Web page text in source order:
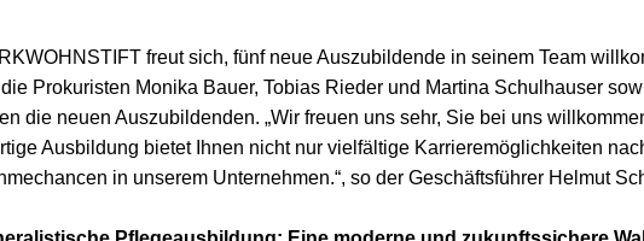
freut sich, fünf neue Auszubildende in seinem Team
Prokuristen Monika Bauer, Tobias Rieder und Martina Schulhauser
die neuen Auszubildenden. „Wir freuen uns sehr, Sie bei uns
Ausbildung bietet Ihnen nicht nur vielfältige Karrieremöglichkeiten
in unserem Unternehmen.“, so der Geschäftsführer Helmut